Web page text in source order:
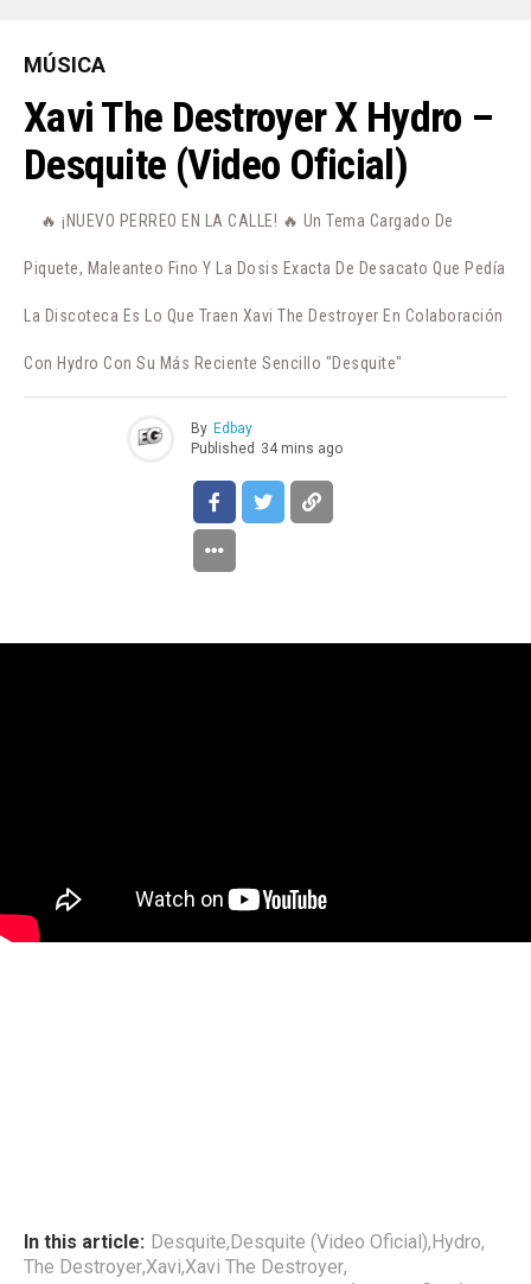
MÚSICA
Xavi The Destroyer X Hydro –
Desquite (Video Oficial)
🔥 ¡NUEVO PERREO EN LA CALLE! 🔥 Un Tema Cargado De
Piquete, Maleanteo Fino Y La Dosis Exacta De Desacato Que Pedía
La Discoteca Es Lo Que Traen Xavi The Destroyer En Colaboración
Con Hydro Con Su Más Reciente Sencillo "Desquite"
By Edbay
Published 34 mins ago
In this article: Desquite,Desquite (Video Oficial),Hydro,
The Destroyer,Xavi,Xavi The Destroyer,